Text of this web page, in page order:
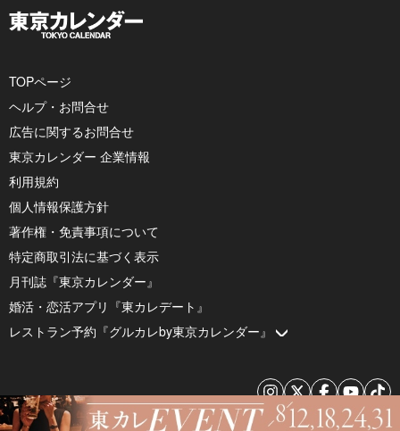
TOPページ
ヘルプ・お問合せ
広告に関するお問合せ
東京カレンダー 企業情報
利用規約
個人情報保護方針
著作権・免責事項について
特定商取引法に基づく表示
月刊誌『東京カレンダー』
婚活・恋活アプリ『東カレデート』
レストラン予約『グルカレby東京カレンダー』
© 2026 by Tokyo Calendar, Inc.